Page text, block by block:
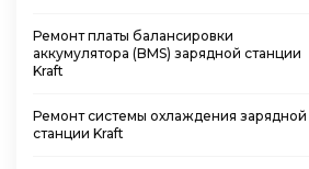
Ремонт платы балансировки
аккумулятора (BMS) зарядной станции
Kraft
Ремонт системы охлаждения зарядной
станции Kraft